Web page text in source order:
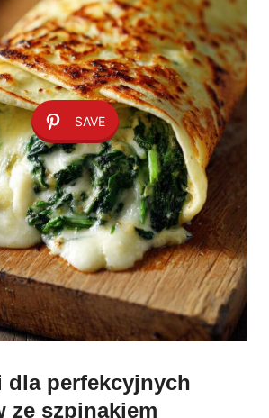
SAVE
dla perfekcyjnych
ze szpinakiem